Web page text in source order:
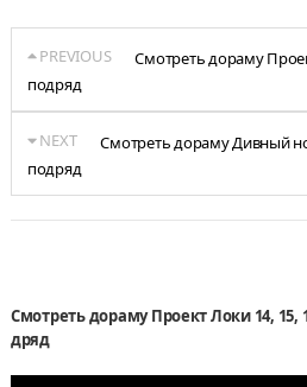
PREVIOUS
Смотреть дораму
подряд
NEXT
Смотреть дораму Дивный
подряд
Смотреть дораму Проект Локи 14, 15,
дряд